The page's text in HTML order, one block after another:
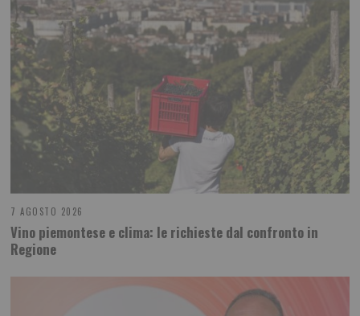
7 AGOSTO 2026
Vino piemontese e clima: le richieste dal confronto in
Regione